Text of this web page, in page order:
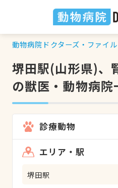
動物病院ドクターズ・ファイル
堺田駅(山形県)、
の獣医・動物病院
診療動物
エリア・駅
堺田駅